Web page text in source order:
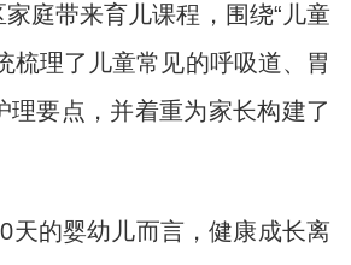
庭带来育儿课程，围绕“儿童
梳理了儿童常见的呼吸道、胃
要点，并着重为家长构建了
的婴幼儿而言，健康成长离